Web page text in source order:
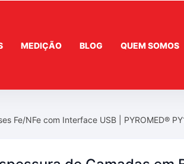
MEDIÇÃO BLOG QUEM SOMOS
Fe/NFe com Interface USB | PYROMED®